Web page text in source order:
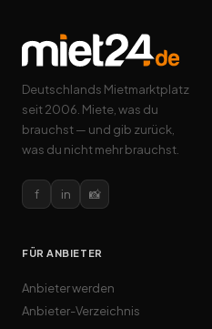
Deutschlands Mietmarktplatz
seit 2006. Miete, was du
brauchst — und gib zurück,
was du nicht mehr brauchst.
f in 📸
FÜR ANBIETER
Anbieter werden
Anbieter-Verzeichnis